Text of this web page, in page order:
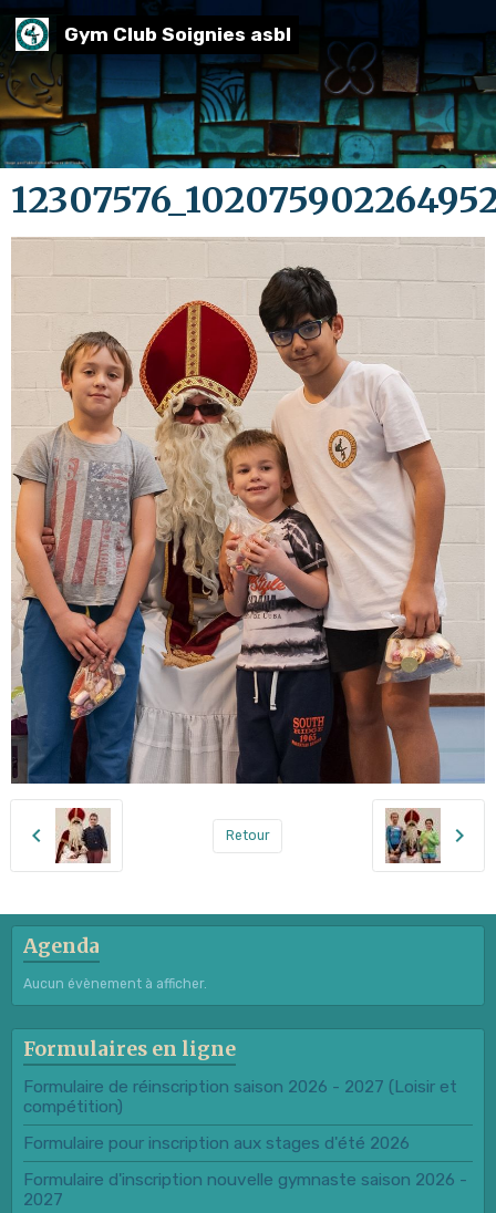
Gym Club Soignies asbl
Retour
Agenda
Aucun évènement à afficher.
Formulaires en ligne
Formulaire de réinscription saison 2026 - 2027 (Loisir et
compétition)
Formulaire pour inscription aux stages d'été 2026
Formulaire d'inscription nouvelle gymnaste saison 2026 -
2027